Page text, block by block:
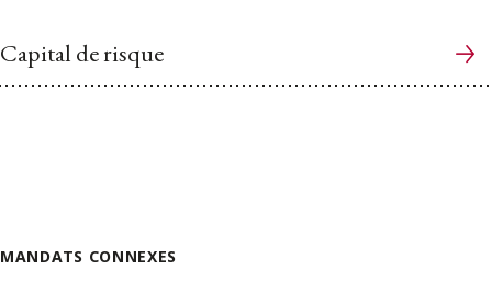
Capital de risque
MANDATS CONNEXES